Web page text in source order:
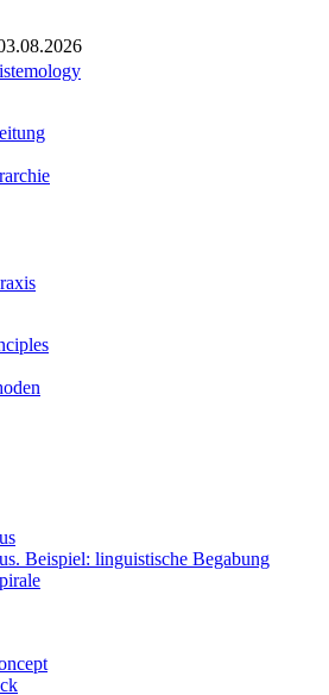
Beispiel: linguistische Begabung